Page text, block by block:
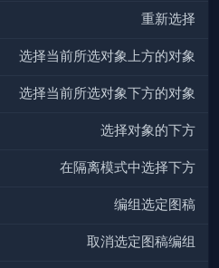
重新选择
选择当前所选对象上方的对象
选择当前所选对象下方的对象
选择对象的下方
在隔离模式中选择下方
编组选定图稿
取消选定图稿编组